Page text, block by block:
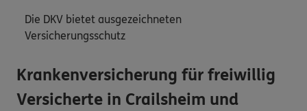
Die DKV bietet ausgezeichneten
Versicherungsschutz
Krankenversicherung für freiwillig
Versicherte in Crailsheim und